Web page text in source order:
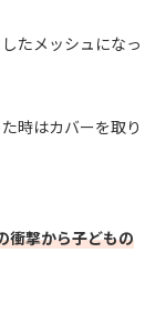
たメッシュになっ
時はカバーを取り
衝撃から子どもの